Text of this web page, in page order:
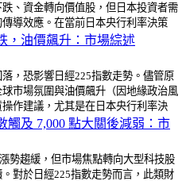
、資金轉向價值股，但日本投資者需
導效應。在當前日本央行利率決策
，油價飆升：市場綜述
，恐影響日經225指數走勢。儘管原
市場氛圍與油價飆升（因地緣政治風
作建議，尤其是在日本央行利率決
觸及 7,000 點大關後減弱：市
勢趨緩，但市場焦點轉向大型科技股
對於日經225指數走勢而言，此類財